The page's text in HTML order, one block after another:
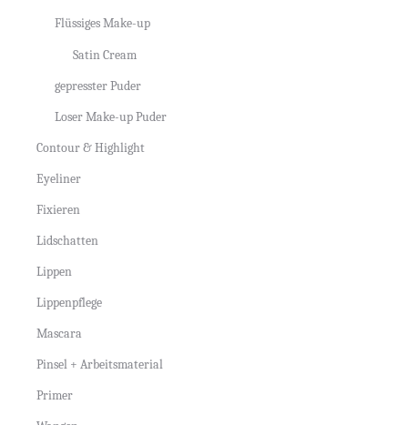
Flüssiges Make-up
Satin Cream
gepresster Puder
Loser Make-up Puder
Contour & Highlight
Eyeliner
Fixieren
Lidschatten
Lippen
Lippenpflege
Mascara
Pinsel + Arbeitsmaterial
Primer